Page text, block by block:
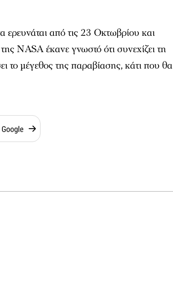
ερευνάται από τις 23 Οκτωβρίου και
NASA έκανε γνωστό ότι συνεχίζει τη
το μέγεθος της παραβίασης, κάτι που θα